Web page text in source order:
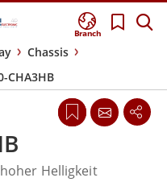
Branch
Chassis
CHA3HB
Helligkeit